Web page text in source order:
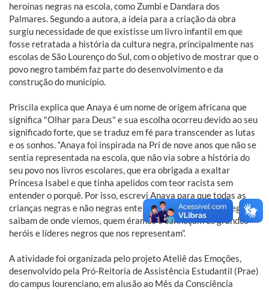
heroínas negras na escola, como Zumbi e Dandara dos
Palmares. Segundo a autora, a ideia para a criação da obra
surgiu necessidade de que existisse um livro infantil em que
fosse retratada a história da cultura negra, principalmente nas
escolas de São Lourenço do Sul, com o objetivo de mostrar que o
povo negro também faz parte do desenvolvimento e da
construção do município.
Priscila explica que Anaya é um nome de origem africana que
significa "Olhar para Deus" e sua escolha ocorreu devido ao seu
significado forte, que se traduz em fé para transcender as lutas
e os sonhos. “Anaya foi inspirada na Pri de nove anos que não se
sentia representada na escola, que não via sobre a história do
seu povo nos livros escolares, que era obrigada a exaltar
Princesa Isabel e que tinha apelidos com teor racista sem
entender o porquê. Por isso, escrevi Anaya para que todas as
crianças negras e não negras entendam sobre a cultura negra,
saibam de onde viemos, quem éramos e conheçam os grandes
heróis e líderes negros que nos representam”.
A atividade foi organizada pelo projeto Ateliê das Emoções,
desenvolvido pela Pró-Reitoria de Assistência Estudantil (Prae)
do campus lourenciano, em alusão ao Mês da Consciência